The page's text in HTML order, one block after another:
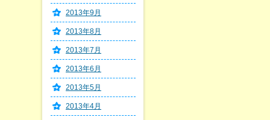
2013年9月
2013年8月
2013年7月
2013年6月
2013年5月
2013年4月